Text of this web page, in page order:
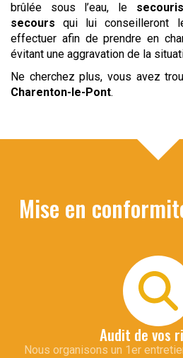
brûlée sous l’eau, le
secours qui lui conseilleront
effectuer afin de prendre en
évitant une aggravation de la
Ne cherchez plus, vous avez
Charenton-le-Pont.
Mise en
Audit de vos
Nous organisons un 1er